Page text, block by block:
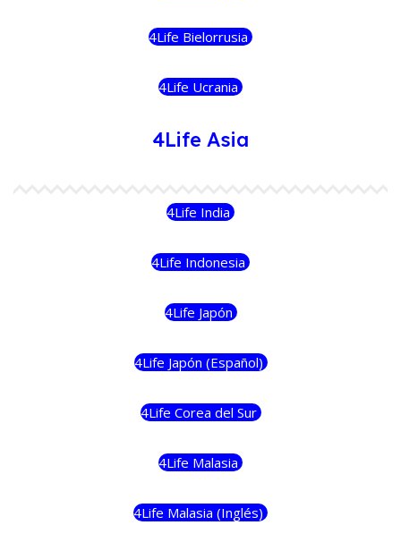
4Life Bielorrusia
4Life Ucrania
4Life Asia
4Life India
4Life Indonesia
4Life Japón
4Life Japón (Español)
4Life Corea del Sur
4Life Malasia
4Life Malasia (Inglés)